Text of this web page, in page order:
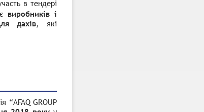
в тендері
виробників і
дахів, які
“AFAQ GROUP